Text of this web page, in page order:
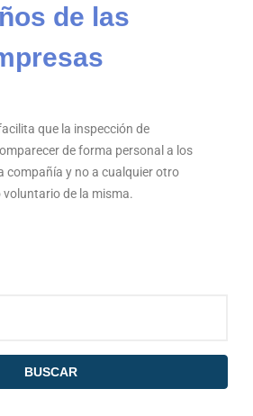
de las
que la inspección de
de forma personal a los
compañía y no a cualquier otro
de la misma.